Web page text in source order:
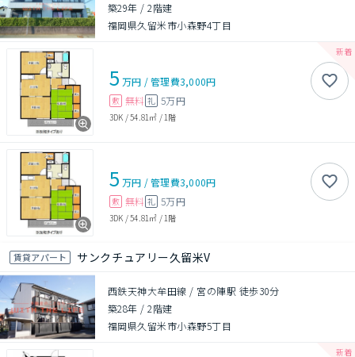
築29年 /2階建
福岡県久留米市小森野4丁目
5 万円 /管理費3,000円
敷 無料 礼 5万円
3DK /54.81㎡ / 1階
5 万円 /管理費3,000円
敷 無料 礼 5万円
3DK /54.81㎡ / 1階
賃貸アパート サンクチュアリー久留米V
西鉄天神大牟田線 / 宮の陣駅 徒歩30分
築28年 /2階建
福岡県久留米市小森野5丁目